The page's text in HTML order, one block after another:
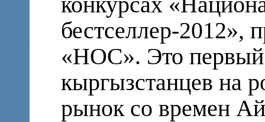
бестселлер-2012»,
«НОС». Это
кыргызстанцев на
рынок со времен